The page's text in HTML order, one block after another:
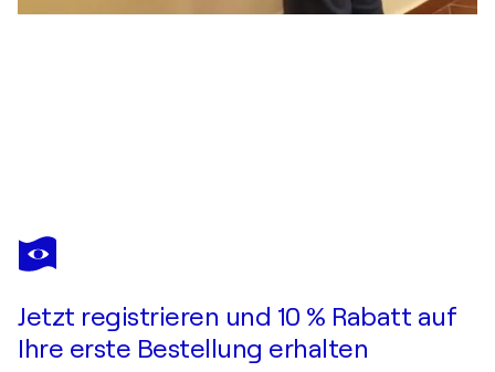
VITTORIANO FERIOLI
Inaspettatamente Haring
Jetzt registrieren und 10 % Rabatt auf
Ihre erste Bestellung erhalten